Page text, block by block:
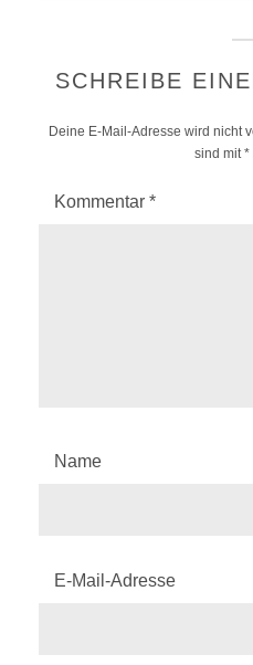
SCHREIBE
Deine E-Mail-Adresse wird nicht
sind mit*
Kommentar *
Name
E-Mail-Adresse